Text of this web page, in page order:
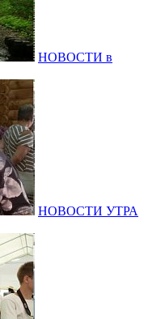
НОВОСТИ в
НОВОСТИ УТРА